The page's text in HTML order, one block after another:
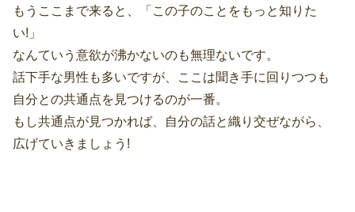
もうここまで来ると、「この子のことをもっと知りた
い!」
なんていう意欲が沸かないのも無理ないです。
話下手な男性も多いですが、ここは聞き手に回りつつも
自分との共通点を見つけるのが一番。
もし共通点が見つかれば、自分の話と織り交ぜながら、
広げていきましょう!